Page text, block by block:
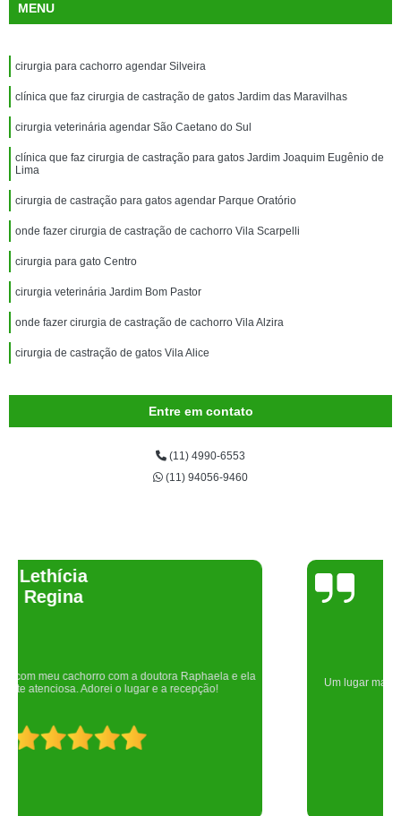
MENU
cirurgia para cachorro agendar Silveira
clínica que faz cirurgia de castração de gatos Jardim das Maravilhas
cirurgia veterinária agendar São Caetano do Sul
clínica que faz cirurgia de castração para gatos Jardim Joaquim Eugênio de
Lima
cirurgia de castração para gatos agendar Parque Oratório
onde fazer cirurgia de castração de cachorro Vila Scarpelli
cirurgia para gato Centro
cirurgia veterinária Jardim Bom Pastor
onde fazer cirurgia de castração de cachorro Vila Alzira
cirurgia de castração de gatos Vila Alice
Entre em contato
(11) 4990-6553
(11) 94056-9460
Um lugar maravilhoso. Sempre serei grata pelo que fizeram por nós!